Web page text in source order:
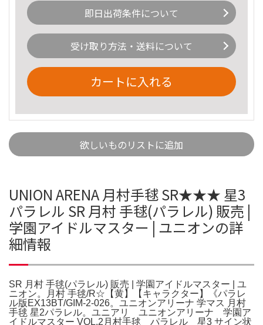
即日出荷条件について
受け取り方法・送料について
カートに入れる
欲しいものリストに追加
UNION ARENA 月村手毬 SR★★★ 星3
パラレル SR 月村 手毬(パラレル) 販売 |
学園アイドルマスター | ユニオンの詳
細情報
SR 月村 手毬(パラレル) 販売 | 学園アイドルマスター | ユ
ニオン。月村 手毬/R☆【黄】【キャラクター】《パラレ
ル版EX13BT/GIM-2-026。ユニオンアリーナ 学マス 月村
手毬 星2パラレル。ユニアリ ユニオンアリーナ 学園ア
イドルマスター VOL.2月村手毬 パラレル 星3 サイン状